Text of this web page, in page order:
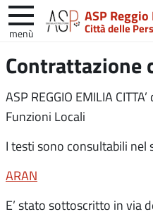
ASP
Città delle
menù
nel
sito
Contrattazione
ASP REGGIO EMILIA
Funzioni Locali
I testi sono consultabili nel
ARAN
E’ stato sottoscritto in via